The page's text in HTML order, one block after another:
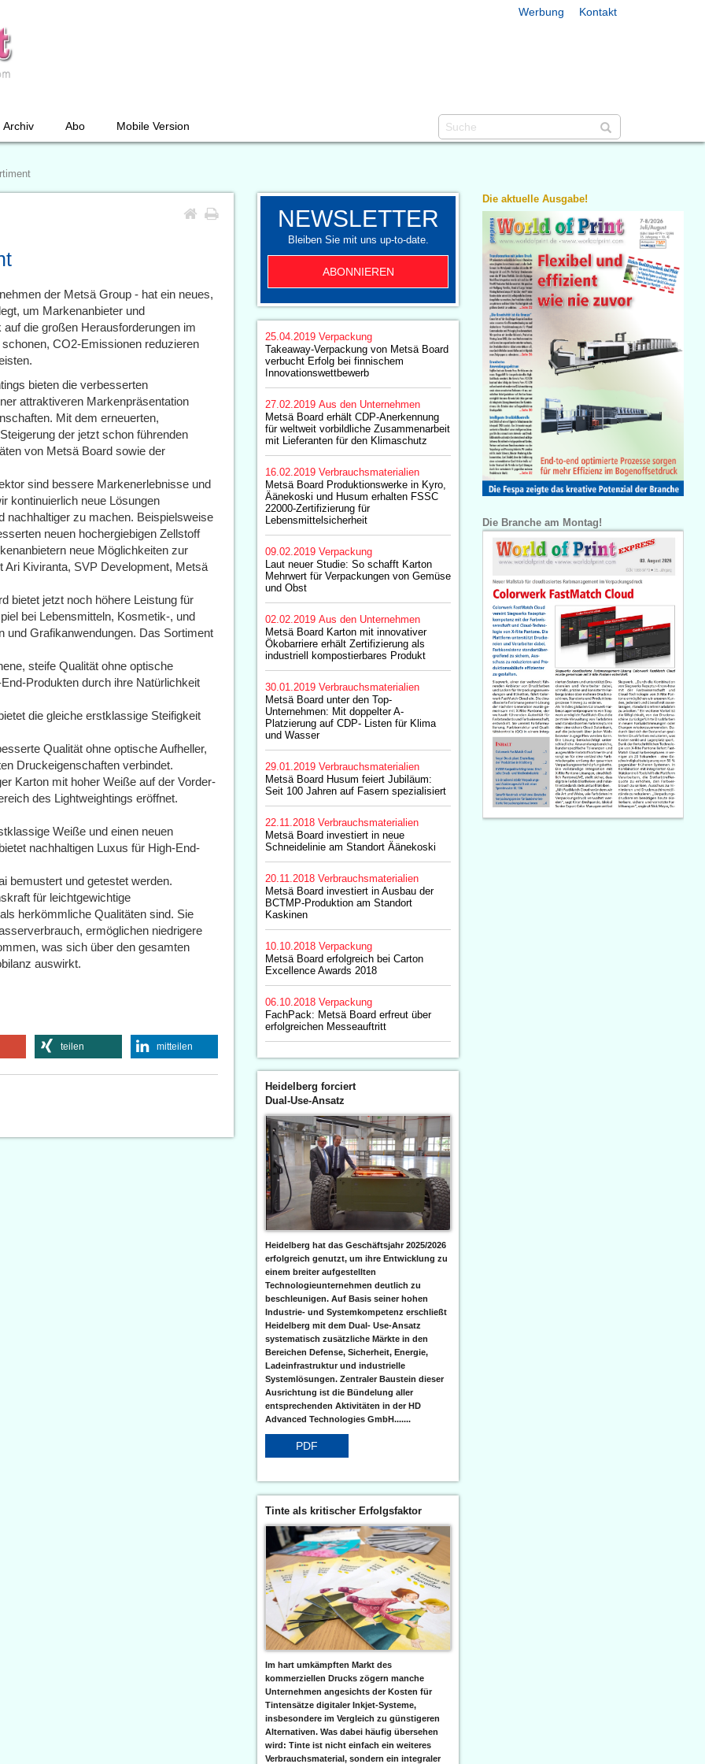
Werbung Kontakt
Archiv Abo Mobile Version
der Metsä Group - hat ein neues,
um Markenanbieter und
die großen Herausforderungen im
CO2-Emissionen reduzieren
bieten die verbesserten
attraktiveren Markenpräsentation
Mit dem erneuerten,
der jetzt schon führenden
von Metsä Board sowie der
sind bessere Markenerlebnisse und
kontinuierlich neue Lösungen
nachhaltiger zu machen. Beispielsweise
neuen hochergiebigen Zellstoff
neue Möglichkeiten zur
Ari Kiviranta, SVP Development, Metsä
bietet jetzt noch höhere Leistung für
bei Lebensmitteln, Kosmetik-, und
und Grafikanwendungen. Das Sortiment
steife Qualität ohne optische
Produkten durch ihre Natürlichkeit
die gleiche erstklassige Steifigkeit
Qualität ohne optische Aufheller,
Druckeigenschaften verbindet.
Karton mit hoher Weiße auf der Vorder-
des Lightweightings eröffnet.
Weiße und einen neuen
nachhaltigen Luxus für High-End-
bemustert und getestet werden.
für leichtgewichtige
herkömmliche Qualitäten sind. Sie
ermöglichen niedrigere
was sich über den gesamten
auswirkt.
teilen mitteilen
NEWSLETTER
Bleiben Sie mit uns up-to-date.
ABONNIEREN
25.04.2019 Verpackung
Takeaway-Verpackung von Metsä Board
verbucht Erfolg bei finnischem
Innovationswettbewerb
27.02.2019 Aus den Unternehmen
Metsä Board erhält CDP-Anerkennung
für weltweit vorbildliche Zusammenarbeit
mit Lieferanten für den Klimaschutz
16.02.2019 Verbrauchsmaterialien
Metsä Board Produktionswerke in Kyro,
Äänekoski und Husum erhalten FSSC
22000-Zertifizierung für
Lebensmittelsicherheit
09.02.2019 Verpackung
Laut neuer Studie: So schafft Karton
Mehrwert für Verpackungen von Gemüse
und Obst
02.02.2019 Aus den Unternehmen
Metsä Board Karton mit innovativer
Ökobarriere erhält Zertifizierung als
industriell kompostierbares Produkt
30.01.2019 Verbrauchsmaterialien
Metsä Board unter den Top-
Unternehmen: Mit doppelter A-
Platzierung auf CDP- Listen für Klima
und Wasser
29.01.2019 Verbrauchsmaterialien
Metsä Board Husum feiert Jubiläum:
Seit 100 Jahren auf Fasern spezialisiert
22.11.2018 Verbrauchsmaterialien
Metsä Board investiert in neue
Schneidelinie am Standort Äänekoski
20.11.2018 Verbrauchsmaterialien
Metsä Board investiert in Ausbau der
BCTMP-Produktion am Standort
Kaskinen
10.10.2018 Verpackung
Metsä Board erfolgreich bei Carton
Excellence Awards 2018
06.10.2018 Verpackung
FachPack: Metsä Board erfreut über
erfolgreichen Messeauftritt
Heidelberg forciert
Dual-Use-Ansatz
Heidelberg hat das Geschäftsjahr 2025/2026
erfolgreich genutzt, um ihre Entwicklung zu
einem breiter aufgestellten
Technologieunternehmen deutlich zu
beschleunigen. Auf Basis seiner hohen
Industrie- und Systemkompetenz erschließt
Heidelberg mit dem Dual- Use-Ansatz
systematisch zusätzliche Märkte in den
Bereichen Defense, Sicherheit, Energie,
Ladeinfrastruktur und industrielle
Systemlösungen. Zentraler Baustein dieser
Ausrichtung ist die Bündelung aller
entsprechenden Aktivitäten in der HD
Advanced Technologies GmbH.......
PDF
Tinte als kritischer Erfolgsfaktor
Im hart umkämpften Markt des
kommerziellen Drucks zögern manche
Unternehmen angesichts der Kosten für
Tintensätze digitaler Inkjet-Systeme,
insbesondere im Vergleich zu günstigeren
Alternativen. Was dabei häufig übersehen
wird: Tinte ist nicht einfach ein weiteres
Verbrauchsmaterial, sondern ein integraler
Die aktuelle Ausgabe!
Die Branche am Montag!